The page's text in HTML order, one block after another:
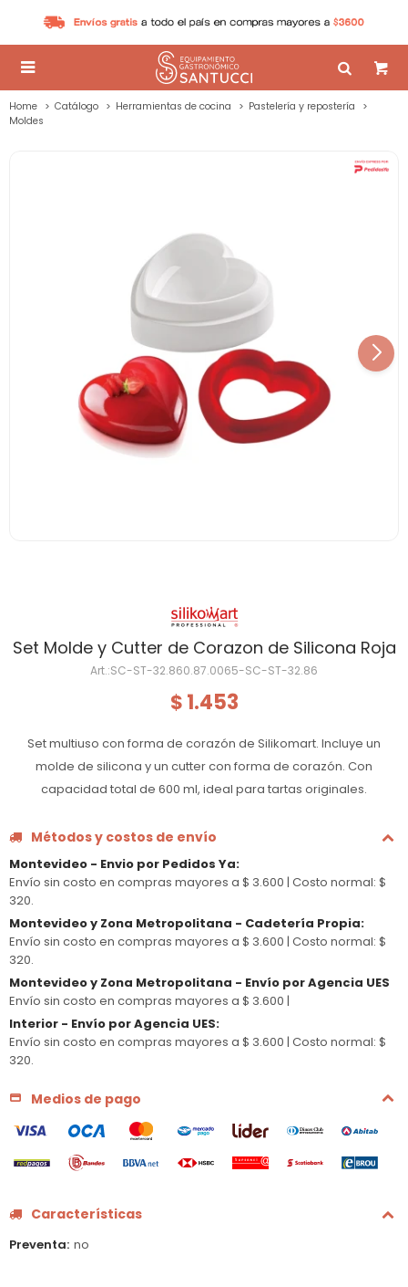

Home Catálogo Herramientas de cocina
Pastelería y repostería
Moldes
Set Molde y Cutter de Corazon de Silicona Roja
SC-ST-32.860.87.0065-SC-ST-32.86
$ 1.453
Set multiuso con forma de corazón de Silikomart. Incluye un
molde de silicona y un cutter con forma de corazón. Con
capacidad total de 600 ml, ideal para tartas originales.
Métodos y costos de envío
Montevideo - Envio por Pedidos Ya:
Envío sin costo en compras mayores a $ 3.600 | Costo normal: $
320.
Montevideo y Zona Metropolitana - Cadetería Propia:
Envío sin costo en compras mayores a $ 3.600 | Costo normal: $
320.
Montevideo y Zona Metropolitana - Envío por Agencia UES
Envío sin costo en compras mayores a $ 3.600 |
Interior - Envío por Agencia UES:
Envío sin costo en compras mayores a $ 3.600 | Costo normal: $
320.
Medios de pago
Características
Preventa no